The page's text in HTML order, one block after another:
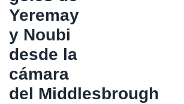
Yeremay
y Noubi
desde la
cámara
del Middlesbrough